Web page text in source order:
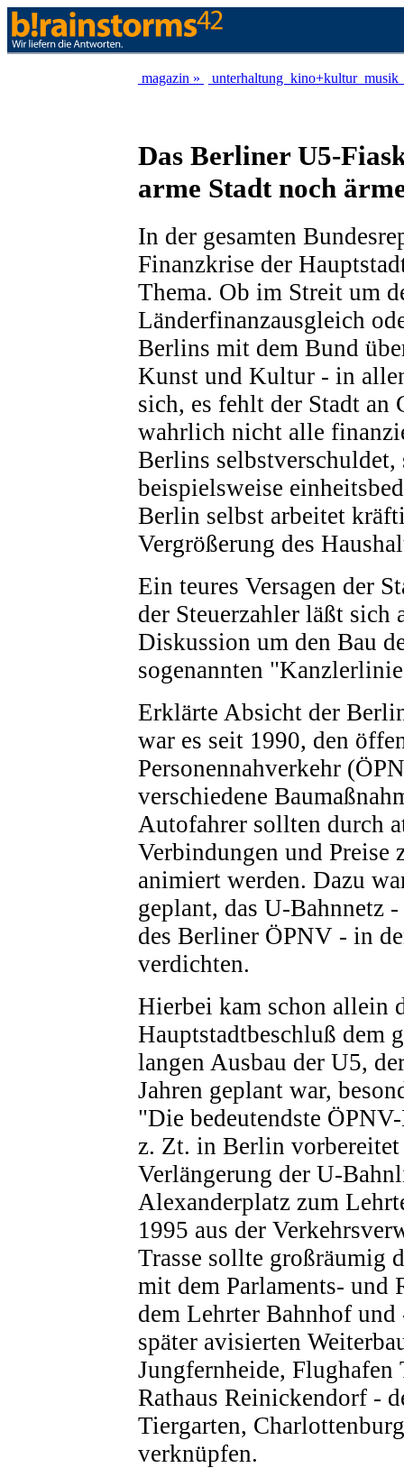
magazin » unterhaltung kino+kultur musik
Das Berliner U5-
arme Stadt noch
In der gesamten
Finanzkrise der
Thema. Ob im Streit um
Länderfinanzausgleich
Berlins mit dem Bund
Kunst und Kultur - in
sich, es fehlt der Stadt an
wahrlich nicht alle
Berlins selbstverschuldet,
beispielsweise
Berlin selbst arbeitet
Vergrößerung des
Ein teures Versagen der
der Steuerzahler läßt sich
Diskussion um den Bau
sogenannten
Erklärte Absicht der
war es seit 1990, den
Personennahverkehr
verschiedene
Autofahrer sollten durch
Verbindungen und Preise
animiert werden. Dazu
geplant, das U-Bahnnetz
des Berliner ÖPNV - in
verdichten.
Hierbei kam schon allein
Hauptstadtbeschluß dem
langen Ausbau der U5,
Jahren geplant war,
"Die bedeutendste
z. Zt. in Berlin
Verlängerung der U-
Alexanderplatz zum
1995 aus der
Trasse sollte großräumig
mit dem Parlaments- und
dem Lehrter Bahnhof und
später avisierten
Jungfernheide, Flughafen
Rathaus Reinickendorf -
Tiergarten,
verknüpfen.